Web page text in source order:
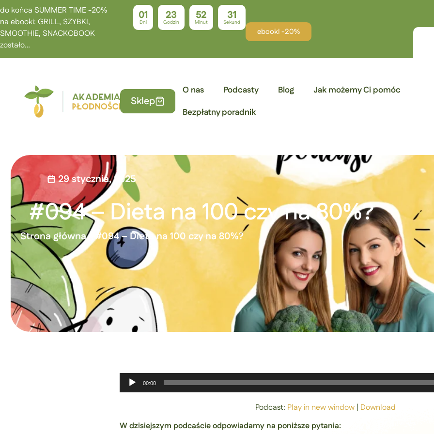
do końca SUMMER TIME -20%
na ebooki: GRILL, SZYBKI,
SMOOTHIE, SNACKOBOOK
zostało…
01
Dni
23
Godzin
52
Minut
30
Sekund
ebookI -20%
Sklep
O nas Podcasty Blog
Jak możemy Ci pomóc
Bezpłatny poradnik
29 stycznia, 2025
#094 – Dieta na 100 czy na 80%?
Strona główna»#094 – Dieta na 100 czy na 80%?
Odtwarzacz
plików
00:00
Podcast: Play in new window | Download
W dzisiejszym podcaście odpowiadamy na poniższe pytania: